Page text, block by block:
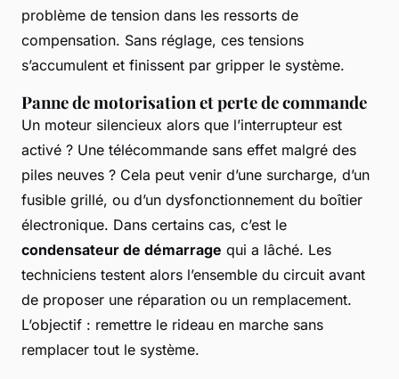
problème de tension dans les ressorts de
compensation. Sans réglage, ces tensions
s’accumulent et finissent par gripper le système.
Panne de motorisation et perte de commande
Un moteur silencieux alors que l’interrupteur est
activé ? Une télécommande sans effet malgré des
piles neuves ? Cela peut venir d’une surcharge, d’un
fusible grillé, ou d’un dysfonctionnement du boîtier
électronique. Dans certains cas, c’est le
condensateur de démarrage qui a lâché. Les
techniciens testent alors l’ensemble du circuit avant
de proposer une réparation ou un remplacement.
L’objectif : remettre le rideau en marche sans
remplacer tout le système.